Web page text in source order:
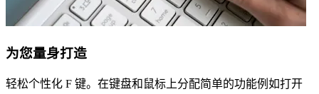
为您量身打造
轻松个性化 F 键。在键盘和鼠标上分配简单的功能例如打开